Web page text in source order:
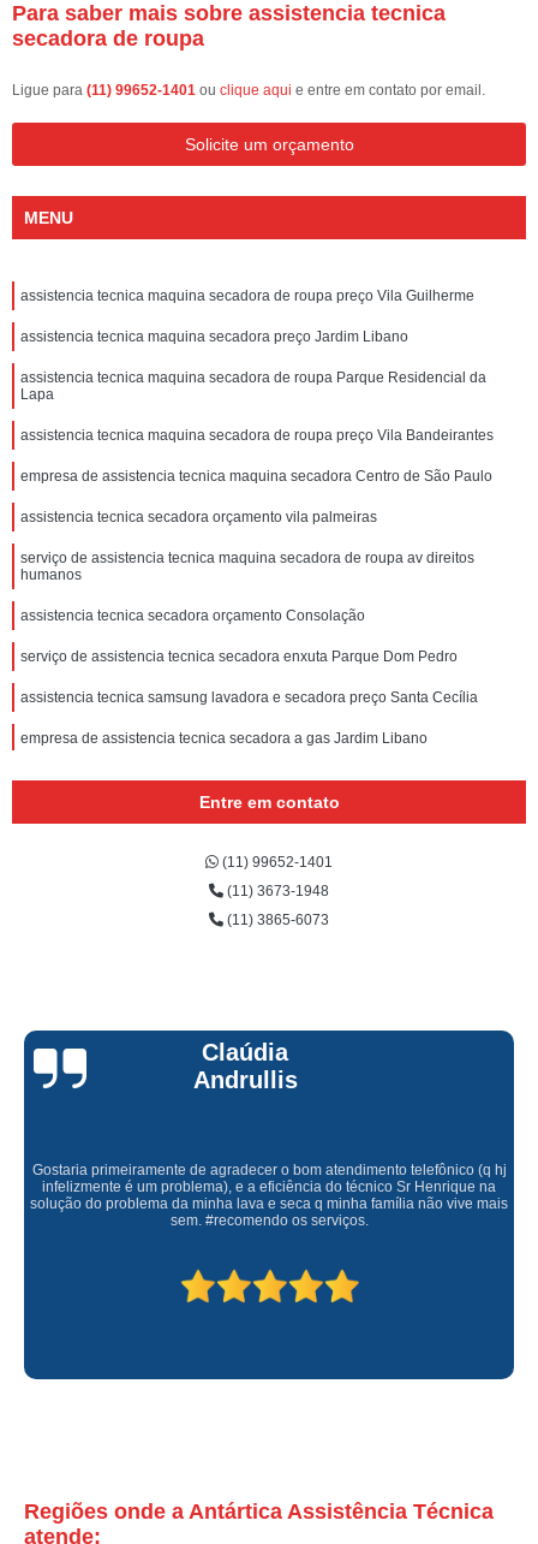
Para saber mais sobre assistencia tecnica
secadora de roupa
Ligue para (11) 99652-1401 ou clique aqui e entre em contato por email.
Solicite um orçamento
MENU
assistencia tecnica maquina secadora de roupa preço Vila Guilherme
assistencia tecnica maquina secadora preço Jardim Libano
assistencia tecnica maquina secadora de roupa Parque Residencial da
Lapa
assistencia tecnica maquina secadora de roupa preço Vila Bandeirantes
empresa de assistencia tecnica maquina secadora Centro de São Paulo
assistencia tecnica secadora orçamento vila palmeiras
serviço de assistencia tecnica maquina secadora de roupa av direitos
humanos
assistencia tecnica secadora orçamento Consolação
serviço de assistencia tecnica secadora enxuta Parque Dom Pedro
assistencia tecnica samsung lavadora e secadora preço Santa Cecília
empresa de assistencia tecnica secadora a gas Jardim Libano
assistencia tecnica secadora samsung Conjunto Residencial Butantã
serviço de assistencia tecnica samsung lavadora e secadora Jardim
empresa de assistencia tecnica samsung secadora avenida inajar de souza
serviço de assistencia tecnica maquina secadora Bexiga
assistencia tecnica maquina secadora orçamento Santa Cecília
assistencia tecnica secadora samsung preço Vila Anastácio
empresa de assistencia tecnica para secadora Sé
empresa de assistencia tecnica secadora enxuta vila diva
empresa de assistencia tecnica maquina secadora de roupa Imirim
Entre em contato
(11) 99652-1401
(11) 3673-1948
(11) 3865-6073
Claúdia
Andrullis
Gostaria primeiramente de agradecer o bom atendimento telefônico (q hj
infelizmente é um problema), e a eficiência do técnico Sr Henrique na
solução do problema da minha lava e seca q minha família não vive mais
sem. #recomendo os serviços.
Regiões onde a Antártica Assistência Técnica
atende: